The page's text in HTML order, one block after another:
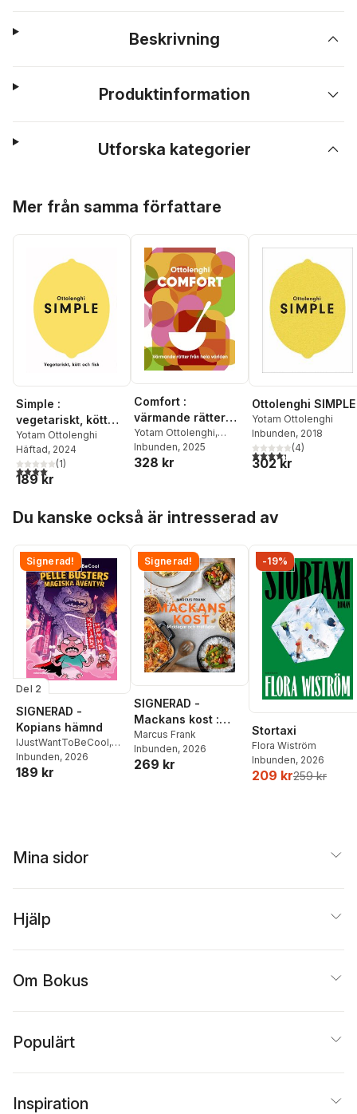
Beskrivning
Produktinformation
Utforska kategorier
Mer från samma författare
Simple :
vegetariskt, kött
och fisk
Yotam Ottolenghi
Häftad, 2024
4,0utav 5 stjärnor. Totalt antal röster:
(1)
189 kr
Comfort :
värmande rätter
från hela världen
Yotam Ottolenghi,
Helen Goh ,Verena
Lochmuller
Inbunden, 2025
328 kr
Ottolenghi SIMPLE
Yotam Ottolenghi
Inbunden, 2018
4,3utav 5 stjärnor.
(4)
302 kr
Du kanske också är intresserad av
Signerad!
Del 2
SIGNERAD -
Kopians hämnd
IJustWantToBeCool,
Joel Adolphson
Ejdemo Beer
Inbunden, 2026
189 kr
Signerad!
SIGNERAD -
Mackans kost :
Middagar och
matlådor
Marcus Frank
Inbunden, 2026
269 kr
-19%
Stortaxi
Flora Wiström
Inbunden, 2026
209 kr259 kr
Mina sidor
Hjälp
Om Bokus
Populärt
Inspiration